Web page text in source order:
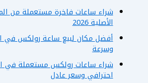
شراء ساعات فاخرة مستعملة من
الأصلية 2026
أفضل مكان لبيع ساعة رولكس في
وسرعة
شراء ساعات رولكس مستعملة في
احترافي وسعر عادل